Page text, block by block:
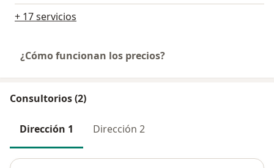
+ 17 servicios
¿Cómo funcionan los precios?
Consultorios (2)
Dirección 1 Dirección 2